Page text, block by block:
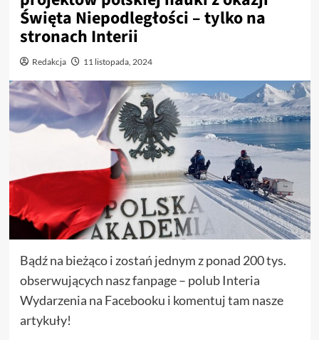
Święta Niepodległości – tylko na
stronach Interii
Redakcja 11 listopada, 2024
Bądź na bieżąco i zostań jednym z ponad 200 tys.
obserwujących nasz fanpage – polub Interia
Wydarzenia na Facebooku i komentuj tam nasze
artykuły!